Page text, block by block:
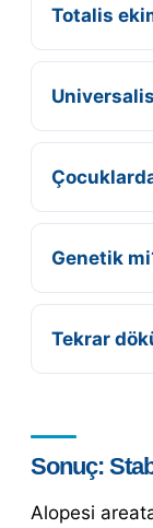
Totalis
Genetik
Tekrar
Sonuç:
Alopesi